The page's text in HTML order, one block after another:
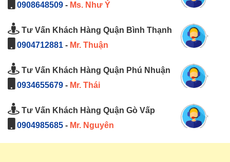
0908648509 - Ms. Như Ý
Tư Vấn Khách Hàng Quận Bình Thạnh
0904712881 - Mr. Thuận
Tư Vấn Khách Hàng Quận Phú Nhuận
0934655679 - Mr. Thái
Tư Vấn Khách Hàng Quận Gò Vấp
0904985685 - Mr. Nguyên